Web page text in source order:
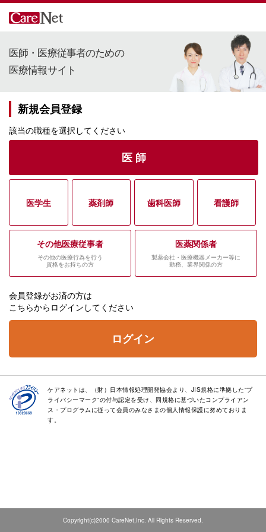
医師・医療従事者のための
医療情報サイト
新規会員登録
該当の職種を選択してください
医 師
医学生 薬剤師 歯科医師 看護師
その他医療従事者
その他の医療行為を行う
資格をお持ちの方
医薬関係者
製薬会社・医療機器メーカー等に
勤務、業界関係の方
会員登録がお済の方は
こちらからログインしてください
ログイン
ケアネットは、（財）日本情報処理開発協会より、JIS規格に準拠した“プ
ライバシーマーク”の付与認定を受け、同規格に基づいたコンプライアン
ス・プログラムに従って会員のみなさまの個人情報保護に努めておりま
す。
Copyright(c)2000 CareNet,Inc. All Rights Reserved.